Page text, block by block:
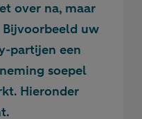
over na, maar
uw
partijen een
soepel
Hieronder